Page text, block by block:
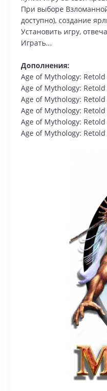
При выборе
доступно), создание
Установить игру,
Играть...
Дополнения:
Age of Mythology:
Age of Mythology:
Age of Mythology:
Age of Mythology:
Age of Mythology:
Age of Mythology: Retold